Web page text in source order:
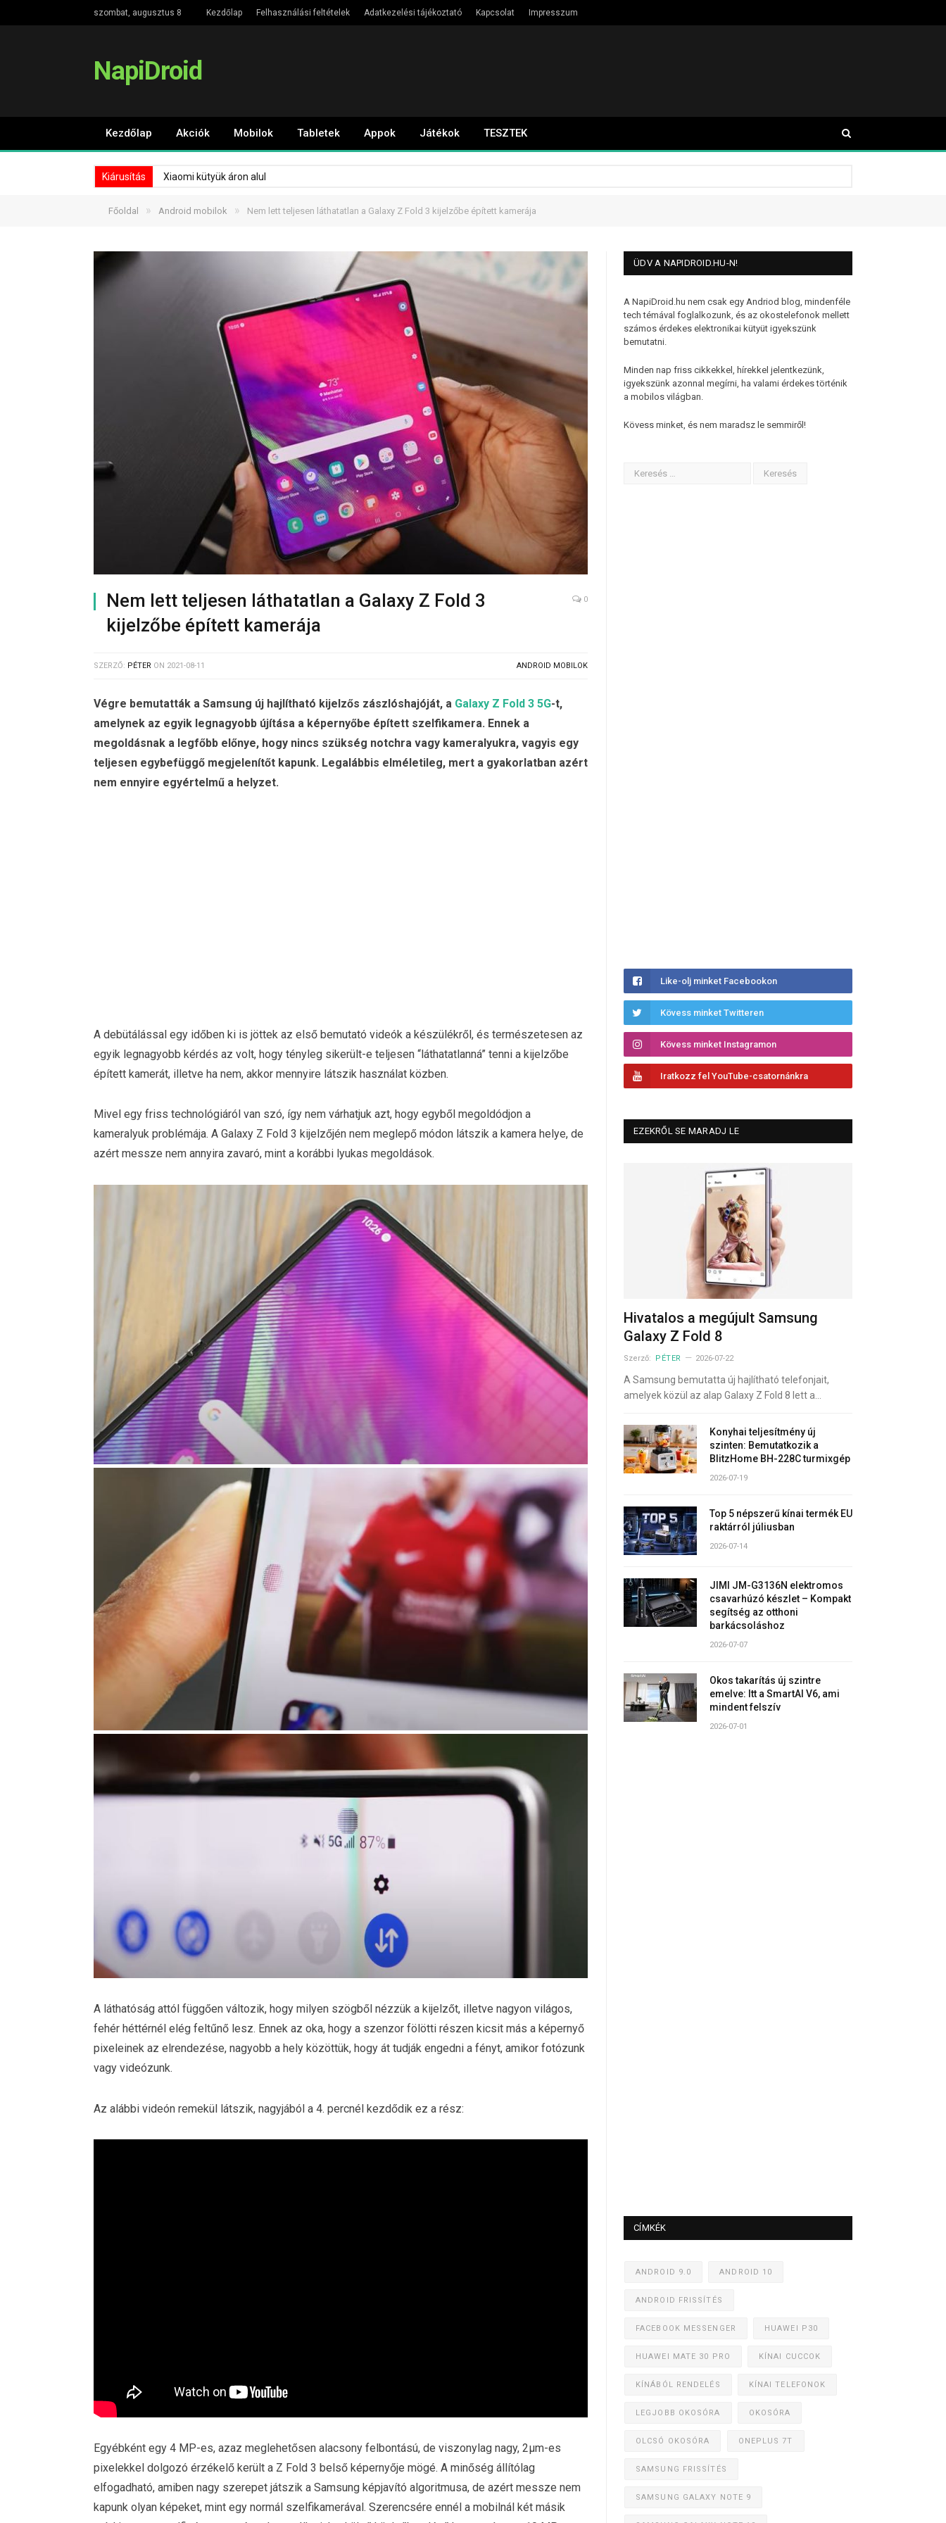
szombat, augusztus 8 Kezdőlap Felhasználási feltételek Adatkezelési tájékoztató Kapcsolat Impresszum
NapiDroid
Kezdőlap Akciók Mobilok Tabletek Appok Játékok TESZTEK
Kiárusítás Xiaomi kütyük áron alul
Főoldal » Android mobilok » Nem lett teljesen láthatatlan a Galaxy Z Fold 3 kijelzőbe épített kamerája
Nem lett teljesen láthatatlan a Galaxy Z Fold 3
kijelzőbe épített kamerája
0
SZERZŐ: PÉTER ON 2021-08-11 ANDROID MOBILOK
Végre bemutatták a Samsung új hajlítható kijelzős zászlóshajóját, a Galaxy Z Fold 3 5G-t,
amelynek az egyik legnagyobb újítása a képernyőbe épített szelfikamera. Ennek a
megoldásnak a legfőbb előnye, hogy nincs szükség notchra vagy kameralyukra, vagyis egy
teljesen egybefüggő megjelenítőt kapunk. Legalábbis elméletileg, mert a gyakorlatban azért
nem ennyire egyértelmű a helyzet.
A debütálással egy időben ki is jöttek az első bemutató videók a készülékről, és természetesen az
egyik legnagyobb kérdés az volt, hogy tényleg sikerült-e teljesen “láthatatlanná” tenni a kijelzőbe
épített kamerát, illetve ha nem, akkor mennyire látszik használat közben.
Mivel egy friss technológiáról van szó, így nem várhatjuk azt, hogy egyből megoldódjon a
kameralyuk problémája. A Galaxy Z Fold 3 kijelzőjén nem meglepő módon látszik a kamera helye, de
azért messze nem annyira zavaró, mint a korábbi lyukas megoldások.
A láthatóság attól függően változik, hogy milyen szögből nézzük a kijelzőt, illetve nagyon világos,
fehér héttérnél elég feltűnő lesz. Ennek az oka, hogy a szenzor fölötti részen kicsit más a képernyő
pixeleinek az elrendezése, nagyobb a hely közöttük, hogy át tudják engedni a fényt, amikor fotózunk
vagy videózunk.
Az alábbi videón remekül látszik, nagyjából a 4. percnél kezdődik ez a rész:
Egyébként egy 4 MP-es, azaz meglehetősen alacsony felbontású, de viszonylag nagy, 2μm-es
pixelekkel dolgozó érzékelő került a Z Fold 3 belső képernyője mögé. A minőség állítólag
elfogadható, amiben nagy szerepet játszik a Samsung képjavító algoritmusa, de azért messze nem
kapunk olyan képeket, mint egy normál szelfikamerával. Szerencsére ennél a mobilnál két másik
ÜDV A NAPIDROID.HU-N!
A NapiDroid.hu nem csak egy Andriod blog, mindenféle
tech témával foglalkozunk, és az okostelefonok mellett
számos érdekes elektronikai kütyüt igyekszünk
bemutatni.
Minden nap friss cikkekkel, hírekkel jelentkezünk,
igyekszünk azonnal megírni, ha valami érdekes történik
a mobilos világban.
Kövess minket, és nem maradsz le semmiről!
Like-olj minket Facebookon
Kövess minket Twitteren
Kövess minket Instagramon
Iratkozz fel YouTube-csatornánkra
EZEKRŐL SE MARADJ LE
Hivatalos a megújult Samsung
Galaxy Z Fold 8
Szerző: PÉTER 2026-07-22
A Samsung bemutatta új hajlítható telefonjait,
amelyek közül az alap Galaxy Z Fold 8 lett a…
Konyhai teljesítmény új
szinten: Bemutatkozik a
BlitzHome BH-228C turmixgép
2026-07-19
Top 5 népszerű kínai termék EU
raktárról júliusban
2026-07-14
JIMI JM-G3136N elektromos
csavarhúzó készlet – Kompakt
segítség az otthoni
barkácsoláshoz
2026-07-07
Okos takarítás új szintre
emelve: Itt a SmartAI V6, ami
mindent felszív
2026-07-01
CÍMKÉK
ANDROID 9.0 ANDROID 10
ANDROID FRISSÍTÉS
FACEBOOK MESSENGER HUAWEI P30
HUAWEI MATE 30 PRO KÍNAI CUCCOK
KÍNÁBÓL RENDELÉS KÍNAI TELEFONOK
LEGJOBB OKOSÓRA OKOSÓRA
OLCSÓ OKOSÓRA ONEPLUS 7T
SAMSUNG FRISSÍTÉS
SAMSUNG GALAXY NOTE 9